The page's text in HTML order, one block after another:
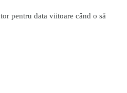
pentru data viitoare când o să